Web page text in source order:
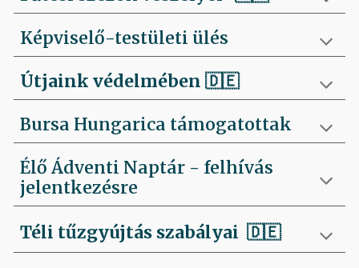
Képviselő-testületi ülés
Útjaink védelmében🇩🇪
Bursa Hungarica támogatottak
Élő Ádventi Naptár - felhívás
jelentkezésre
Téli tűzgyújtás szabályai 🇩🇪